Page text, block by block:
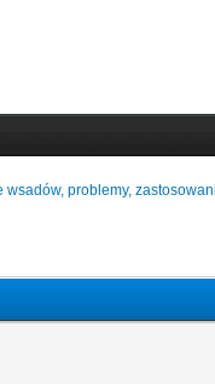
wsadów, problemy,